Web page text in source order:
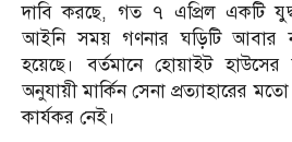
দাবি করছে, গত ৭ এপ্রিল একটি
আইনি সময় গণনার ঘড়িটি আবার
হয়েছে। বর্তমানে হোয়াইট হাউসের
অনুযায়ী মার্কিন সেনা প্রত্যাহারের
কার্যকর নেই।